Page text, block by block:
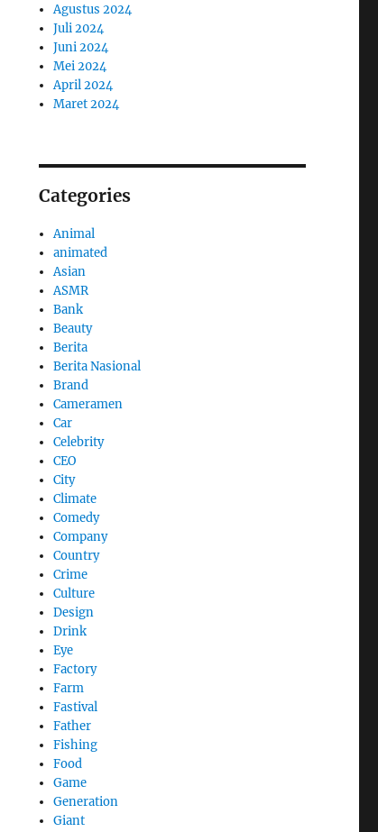
Agustus 2024
Juli 2024
Juni 2024
Mei 2024
April 2024
Maret 2024
Categories
Animal
animated
Asian
ASMR
Bank
Beauty
Berita
Berita Nasional
Brand
Cameramen
Car
Celebrity
CEO
City
Climate
Comedy
Company
Country
Crime
Culture
Design
Drink
Eye
Factory
Farm
Fastival
Father
Fishing
Food
Game
Generation
Giant